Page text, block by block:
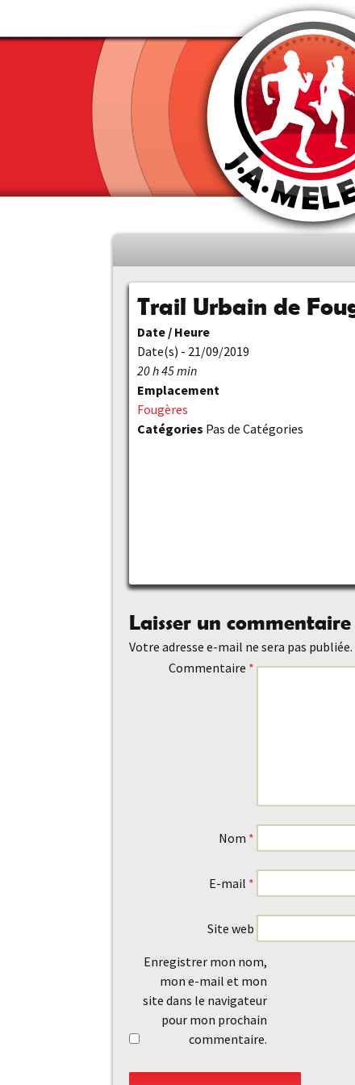
au
contenu
principal
Trail Urbain de
Date / Heure
Date(s) - 21/09/2019
20 h 45 min
Emplacement
Fougères
Catégories Pas de Catégories
Laisser un commentaire
Votre adresse e-mail ne sera pas publiée.
Commentaire *
Nom *
E-mail *
Site web
Enregistrer mon nom,
mon e-mail et mon
site dans le navigateur
pour mon prochain
commentaire.